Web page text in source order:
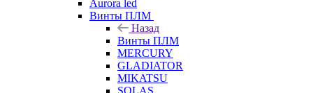
Aurora led
Винты ПЛМ
Назад
Винты ПЛМ
MERCURY
GLADIATOR
MIKATSU
SOLAS